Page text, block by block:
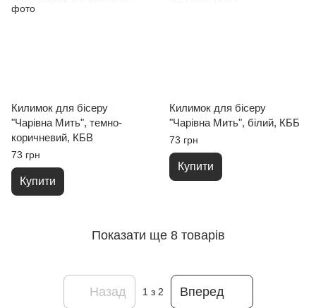
Килимок для бісеру
"Чарівна Мить", темно-
коричневий, КБВ
73 грн
Купити
Килимок для бісеру
"Чарівна Мить", білий, КББ
73 грн
Купити
Показати ще 8 товарів
Назад 1 з 2 Вперед